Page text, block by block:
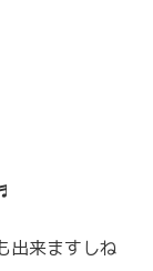
出来ますしね